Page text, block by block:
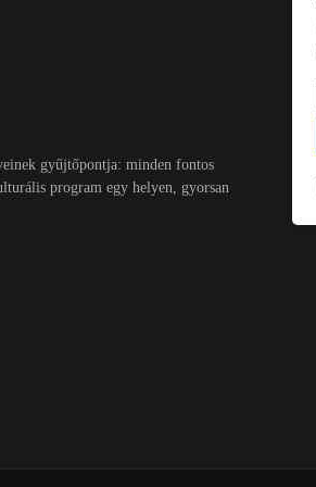
gyűjtőpontja: minden fontos
program egy helyen, gyorsan